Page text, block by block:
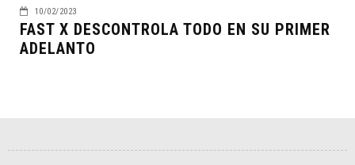
10/02/2023
FAST X DESCONTROLA TODO EN SU PRIMER
ADELANTO